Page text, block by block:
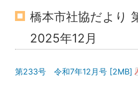
橋本市社協だより
2025年12月
第233号 令和7年12月号 [2MB]